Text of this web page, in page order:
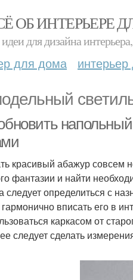
ОБ ИНТЕРЬЕРЕ
для дизайна
для дома
красивый абажур совсем
фантазии и найти
следует определиться с
вписать его в
каркасом от
следует сделать